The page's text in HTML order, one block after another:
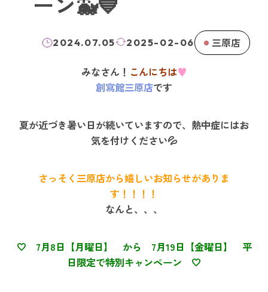
2024.07.05 2025-02-06 三原店
みなさん！ こんにちは♥
創寫館三原店です
夏が近づき暑い日が続いていますので、熱中症にはお
気を付けください💦
さっそく三原店から嬉しいお知らせがありま
す！！！！
なんと、、、
🤍 7月8日【月曜日】 から 7月19日【金曜日】 平
日限定で特別キャンペーン 🤍